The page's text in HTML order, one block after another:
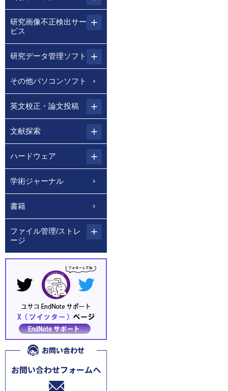
研究画像不正検出サー
ビス
研究データ管理ソフト
その他パソコンソフト
英文校正・論文投稿
文献探索
ハードウェア
学術ジャーナル
書籍
ファイル管理/ストレ
ージ